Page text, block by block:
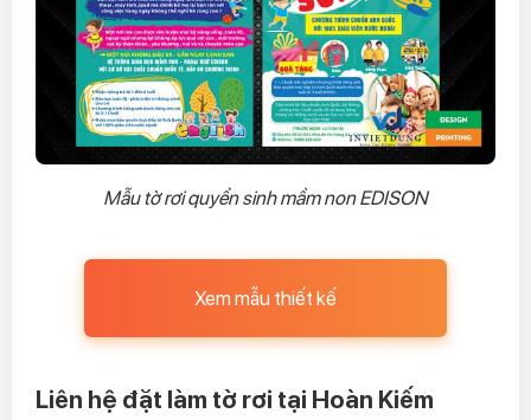
Mẫu tờ rơi quyển sinh mầm non EDISON
Xem mẫu thiết kế
Liên hệ đặt làm tờ rơi tại Hoàn Kiếm